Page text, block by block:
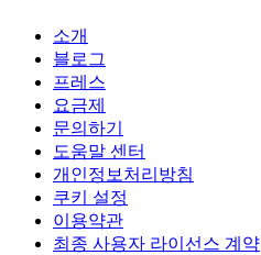
소개
블로그
프레스
요금제
문의하기
도움말 센터
개인정보처리방침
쿠키 설정
이용약관
최종 사용자 라이선스 계약